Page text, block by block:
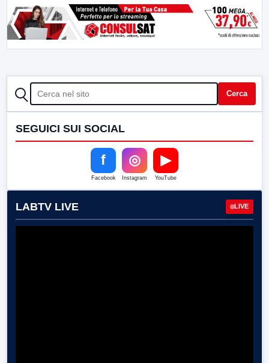
CERCA Cerca
SEGUICI SUI SOCIAL
f
Facebook
◎
Instagram
▶
YouTube
LABTV LIVE LIVE